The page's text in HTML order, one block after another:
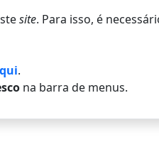
site. Para isso, é
.
na barra de menus.